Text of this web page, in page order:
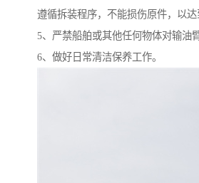
遵循拆装程序，不能损伤原件，以达
5、严禁船舶或其他任何物体对输油
6、做好日常清洁保养工作。